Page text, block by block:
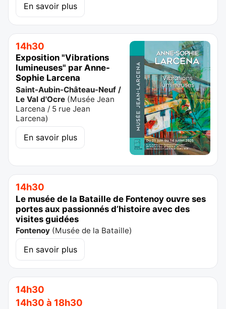
En savoir plus
14h30
Exposition "Vibrations
lumineuses" par Anne-
Sophie Larcena
Saint-Aubin-Château-Neuf /
Le Val d'Ocre (Musée Jean
Larcena / 5 rue Jean
Larcena)
En savoir plus
14h30
Le musée de la Bataille de Fontenoy ouvre ses
portes aux passionnés d’histoire avec des
visites guidées
Fontenoy (Musée de la Bataille)
En savoir plus
14h30
14h30 à 18h30